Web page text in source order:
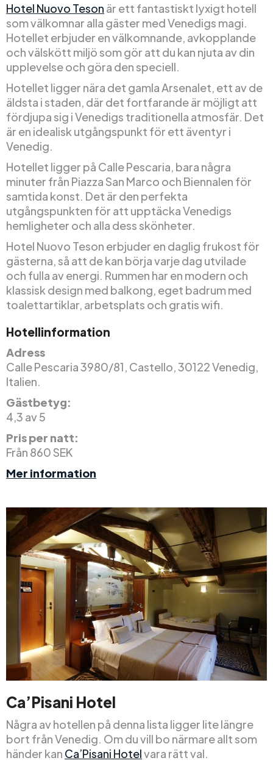
Hotel Nuovo Teson är ett fantastiskt lyxigt hotell
som välkomnar alla gäster med Venedigs magi.
Hotellet erbjuder en välkomnande, avkopplande
och välskött miljö som gör att du kan njuta av din
upplevelse och göra den speciell.
Hotellet ligger nära det gamla Arsenalet, ett av de
äldsta i staden, där det fortfarande är möjligt att
fördjupa sig i Venedigs traditionella atmosfär. Det
är en idealisk utgångspunkt för ett äventyr i
Venedig.
Hotellet ligger på Calle Pescaria, bara några
minuter från Piazza San Marco och Biennalen för
samtida konst. Det är den perfekta
utgångspunkten för att upptäcka Venedigs
hemligheter och alla dess skönheter.
Hotel Nuovo Teson erbjuder en daglig frukost för
gästerna, så att de kan börja varje dag utvilade
och fulla av energi. Rummen har en modern och
klassisk design med balkong, eget badrum med
toalettartiklar, arbetsplats och gratis wifi.
Hotellinformation
Adress
Calle Pescaria 3980/81, Castello, 30122 Venedig,
Italien.
Gästbetyg:
4,3 av 5
Pris per natt:
Från 860 SEK
Mer information
Ca’Pisani Hotel
Några av hotellen på denna lista ligger lite längre
bort från Venedig. Om du vill bo närmare allt som
händer kan Ca’Pisani Hotelvara rätt val.